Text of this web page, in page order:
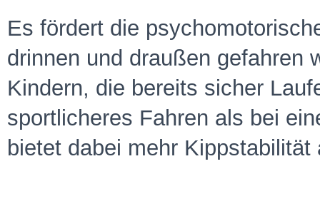
Es fördert die
drinnen und draußen gefahren
Kindern, die bereits sicher
sportlicheres Fahren als bei
bietet dabei mehr